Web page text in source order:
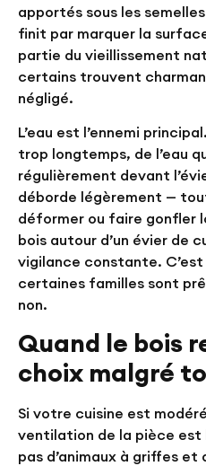
apportés sous les
finit par marquer la
partie du vieillissement
certains trouvent
négligé.
L’eau est l’ennemi
trop longtemps, de l’eau
régulièrement devant
déborde légèrement —
déformer ou faire gonfler
bois autour d’un évier de
vigilance constante.
certaines familles sont
non.
Quand le bois
choix malgré
Si votre cuisine est
ventilation de la pièce est
pas d’animaux à griffes et